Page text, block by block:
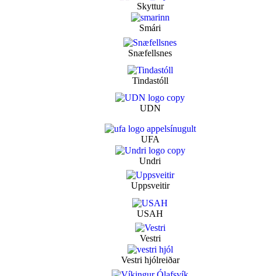
Skyttur
Smári
Snæfellsnes
Tindastóll
UDN
UFA
Undri
Uppsveitir
USAH
Vestri
Vestri hjólreiðar